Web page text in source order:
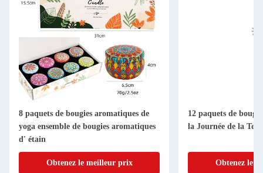
8 paquets de bougies aromatiques de
yoga ensemble de bougies aromatiques
d' étain
Obtenez le meilleur prix
12 paquets de
la Journée de la
Obtenez le